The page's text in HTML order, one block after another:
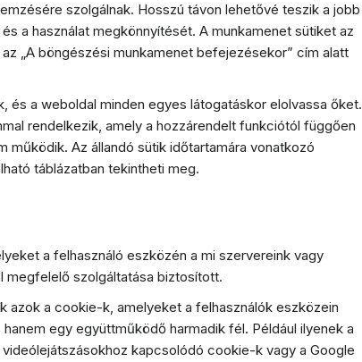
szolgálnak. Hosszú távon lehetővé teszik a jobb
a használat megkönnyítését. A munkamenet sütiket az
„A böngészési munkamenet befejezésekor” cím alatt
és a weboldal minden egyes látogatáskor elolvassa őket.
rendelkezik, amely a hozzárendelt funkciótól függően
működik. Az állandó sütik időtartamára vonatkozó
táblázatban tekintheti meg.
a felhasználó eszközén a mi szervereink vagy
megfelelő szolgáltatása biztosított.
azok a cookie-k, amelyeket a felhasználók eszközein
egy együttműködő harmadik fél. Például ilyenek a
kapcsolódó cookie-k vagy a Google